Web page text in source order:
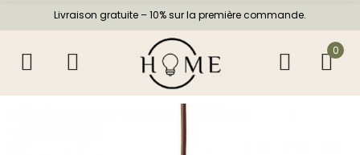
Livraison gratuite – 10% sur la première commande.
0